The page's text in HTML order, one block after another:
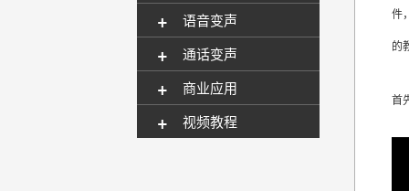
语音变声
+
通话变声
+
商业应用
+
视频教程
+
件
的
首